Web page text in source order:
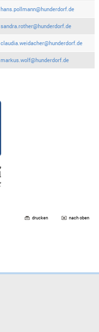
hans.pollmann@hunderdorf.de
sandra.rother@hunderdorf.de
claudia.weidacher@hunderdorf.de
markus.wolf@hunderdorf.de
drucken nach oben